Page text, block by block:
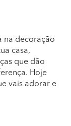
na decoração
casa,
que dão
Hoje
vais adorar e